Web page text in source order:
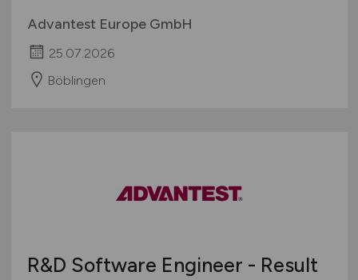
Advantest Europe GmbH
25.07.2026
Böblingen
R&D Software Engineer - Result